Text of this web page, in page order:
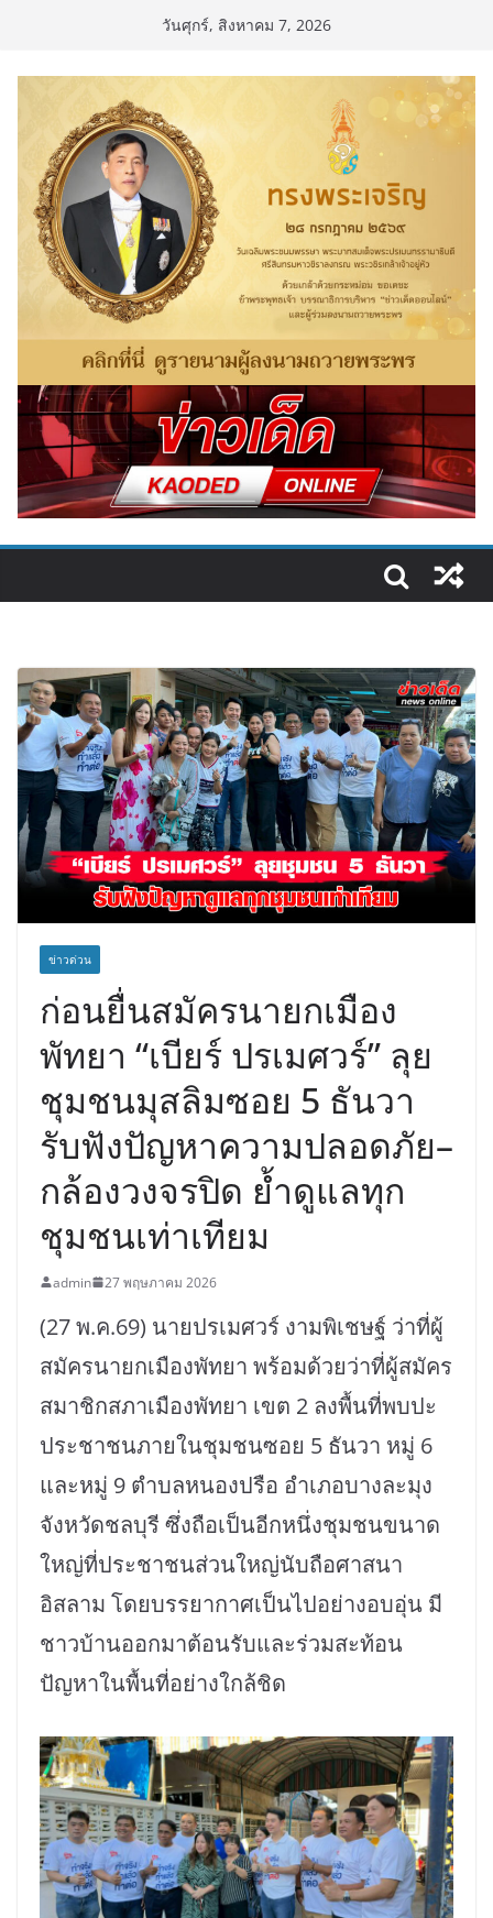
content
วันศุกร์, สิงหาคม 7, 2026
ข่าวด่วน
ก่อนยื่นสมัครนายกเมือง
พัทยา “เบียร์ ปรเมศวร์” ลุย
ชุมชนมุสลิมซอย 5 ธันวา
รับฟังปัญหาความปลอดภัย–
กล้องวงจรปิด ย้ำดูแลทุก
ชุมชนเท่าเทียม
admin 27 พฤษภาคม 2026
(27 พ.ค.69) นายปรเมศวร์ งามพิเชษฐ์ ว่าที่ผู้
สมัครนายกเมืองพัทยา พร้อมด้วยว่าที่ผู้สมัคร
สมาชิกสภาเมืองพัทยา เขต 2 ลงพื้นที่พบปะ
ประชาชนภายในชุมชนซอย 5 ธันวา หมู่ 6
และหมู่ 9 ตำบลหนองปรือ อำเภอบางละมุง
จังหวัดชลบุรี ซึ่งถือเป็นอีกหนึ่งชุมชนขนาด
ใหญ่ที่ประชาชนส่วนใหญ่นับถือศาสนา
อิสลาม โดยบรรยากาศเป็นไปอย่างอบอุ่น มี
ชาวบ้านออกมาต้อนรับและร่วมสะท้อน
ปัญหาในพื้นที่อย่างใกล้ชิด